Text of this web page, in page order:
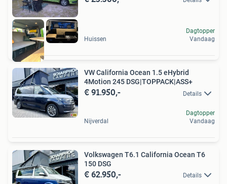
Huissen
Dagtopper
Vandaag
VW California Ocean 1.5 eHybrid
4Motion 245 DSG|TOPPACK|ASS+
€ 91.950,- Details
Nijverdal
Dagtopper
Vandaag
Volkswagen T6.1 California Ocean T6
150 DSG
€ 62.950,- Details